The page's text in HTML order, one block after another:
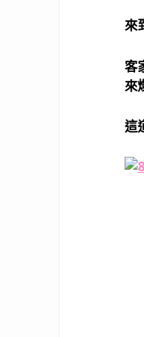
來
客
來
這